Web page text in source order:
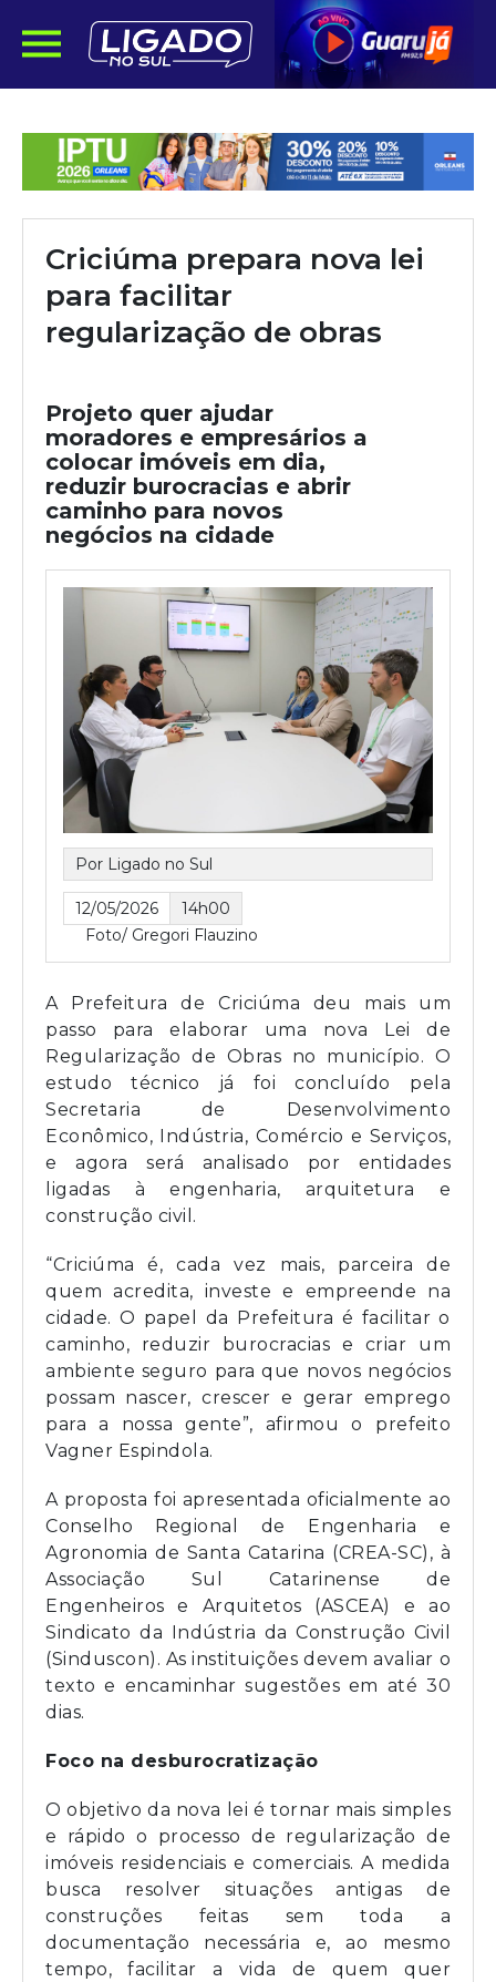
Criciúma prepara nova lei
para facilitar
regularização de obras
Projeto quer ajudar
moradores e empresários a
colocar imóveis em dia,
reduzir burocracias e abrir
caminho para novos
negócios na cidade
Por Ligado no Sul
12/05/2026
14h00
Foto/ Gregori Flauzino
A Prefeitura de Criciúma deu mais um
passo para elaborar uma nova Lei de
Regularização de Obras no município. O
estudo técnico já foi concluído pela
Secretaria de Desenvolvimento
Econômico, Indústria, Comércio e Serviços,
e agora será analisado por entidades
ligadas à engenharia, arquitetura e
construção civil.
“Criciúma é, cada vez mais, parceira de
quem acredita, investe e empreende na
cidade. O papel da Prefeitura é facilitar o
caminho, reduzir burocracias e criar um
ambiente seguro para que novos negócios
possam nascer, crescer e gerar emprego
para a nossa gente”, afirmou o prefeito
Vagner Espindola.
A proposta foi apresentada oficialmente ao
Conselho Regional de Engenharia e
Agronomia de Santa Catarina (CREA-SC), à
Associação Sul Catarinense de
Engenheiros e Arquitetos (ASCEA) e ao
Sindicato da Indústria da Construção Civil
(Sinduscon). As instituições devem avaliar o
texto e encaminhar sugestões em até 30
dias.
Foco na desburocratização
O objetivo da nova lei é tornar mais simples
e rápido o processo de regularização de
imóveis residenciais e comerciais. A medida
busca resolver situações antigas de
construções feitas sem toda a
documentação necessária e, ao mesmo
tempo, facilitar a vida de quem quer